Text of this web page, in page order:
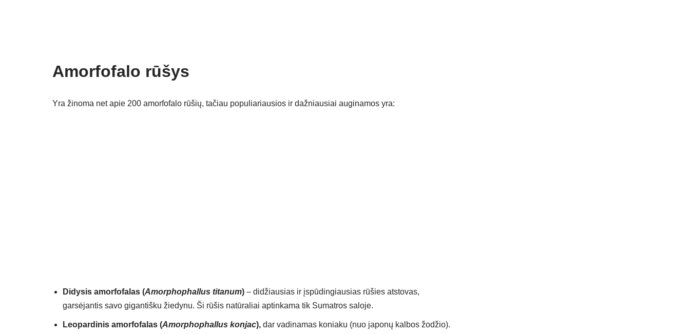
Amorfofalo rūšys
Yra žinoma net apie 200 amorfofalo rūšių, tačiau populiariausios ir dažniausiai auginamos yra:
Didysis amorfofalas (Amorphophallus titanum) – didžiausias ir įspūdingiausias rūšies atstovas,
garsėjantis savo gigantišku žiedynu. Ši rūšis natūraliai aptinkama tik Sumatros saloje.
Leopardinis amorfofalas (Amorphophallus konjac), dar vadinamas koniaku (nuo japonų kalbos žodžio).